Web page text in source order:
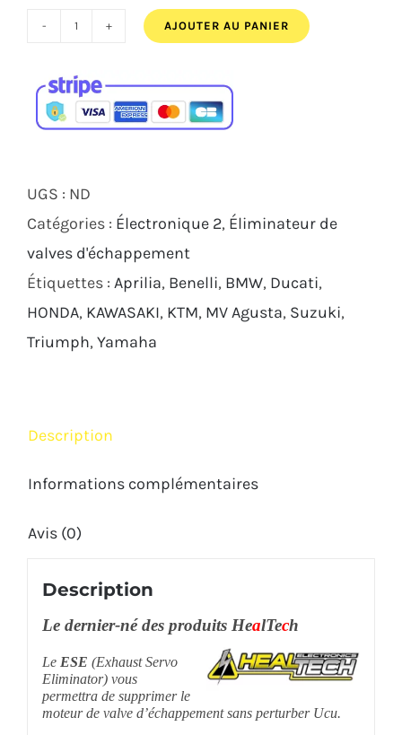
quantité
Éliminateur
de
valve
Heal-
AJOUTER AU PANIER
UGS : ND
Catégories : Électronique 2 Éliminateur de
valves d'échappement
Étiquettes : Aprilia Benelli BMW Ducati
HONDA KAWASAKI KTM MV Agusta Suzuki
Triumph Yamaha
Description
Informations complémentaires
Avis (0)
Description
Le dernier-né des produits HealTech
Le ESE (Exhaust Servo
Eliminator) vous
permettra de supprimer le
moteur de valve d’échappement sans perturber Ucu.